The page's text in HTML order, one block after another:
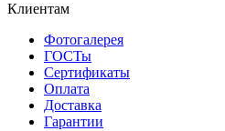
Клиентам
Фотогалерея
ГОСТы
Сертификаты
Оплата
Доставка
Гарантии